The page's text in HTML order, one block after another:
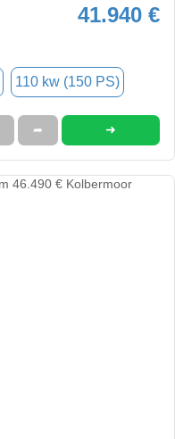
41.940 €
110 kw (150 PS)
➦ ➜